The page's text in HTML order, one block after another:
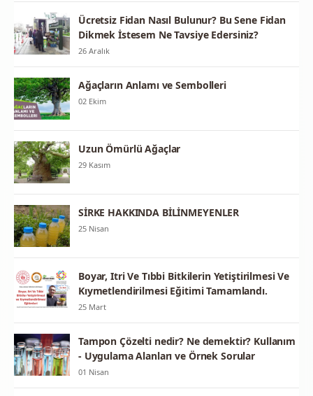
Ücretsiz Fidan Nasıl Bulunur? Bu Sene Fidan
Dikmek İstesem Ne Tavsiye Edersiniz?
26 Aralık
Ağaçların Anlamı ve Sembolleri
02 Ekim
Uzun Ömürlü Ağaçlar
29 Kasım
SİRKE HAKKINDA BİLİNMEYENLER
25 Nisan
Boyar, Itri Ve Tıbbi Bitkilerin Yetiştirilmesi Ve
Kıymetlendirilmesi Eğitimi Tamamlandı.
25 Mart
Tampon Çözelti nedir? Ne demektir? Kullanım
- Uygulama Alanları ve Örnek Sorular
01 Nisan